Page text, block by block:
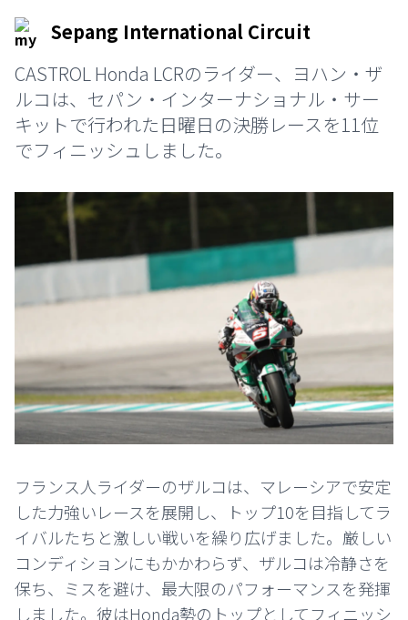
Sepang International Circuit
CASTROL Honda LCRのライダー、ヨハン・ザ
ルコは、セパン・インターナショナル・サー
キットで行われた日曜日の決勝レースを11位
でフィニッシュしました。
フランス人ライダーのザルコは、マレーシアで安定
した力強いレースを展開し、トップ10を目指してラ
イバルたちと激しい戦いを繰り広げました。厳しい
コンディションにもかかわらず、ザルコは冷静さを
保ち、ミスを避け、最大限のパフォーマンスを発揮
しました。彼はHonda勢のトップとしてフィニッシ